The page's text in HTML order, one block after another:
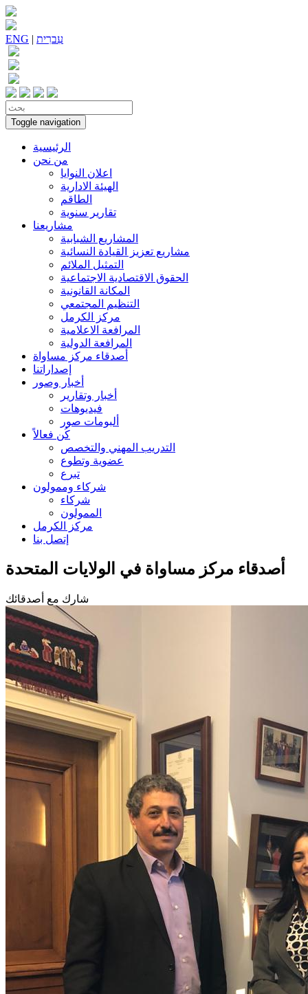
ENG | עִברִית
Toggle navigation
الرئيسية
من نحن
اعلان النوايا
الهيئة الادارية
الطاقم
تقارير سنوية
مشاريعنا
المشاريع الشبابية
مشاريع تعزيز القيادة النسائية
التمثيل الملائم
الحقوق الاقتصادية الاجتماعية
المكانة القانونية
التنظيم المجتمعي
مركز الكرمل
المرافعة الاعلامية
المرافعة الدولية
أصدقاء مركز مساواة
إصداراتنا
أخبار وصور
أخبار وتقارير
فيديوهات
ألبومات صور
كُن فعالاً
التدريب المهني والتخصص
عضوية وتطوع
تبرع
شركاء وممولون
شركاء
الممولون
مركز الكرمل
إتصل بنا
أصدقاء مركز مساواة في الولايات المتحدة
شارك مع أصدقائك